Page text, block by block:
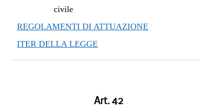
civile
REGOLAMENTI DI ATTUAZIONE
ITER DELLA LEGGE
Art. 42